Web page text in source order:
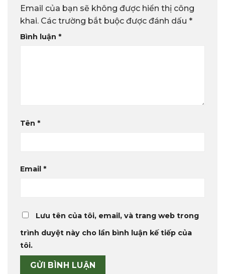
Email của bạn sẽ không được hiển thị công
khai. Các trường bắt buộc được đánh dấu *
Bình luận *
Tên *
Email *
Lưu tên của tôi, email, và trang web trong
trình duyệt này cho lần bình luận kế tiếp của
tôi.